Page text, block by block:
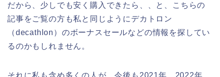
だから、少しでも安く購入できたら、、と、こちらの
記事をご覧の方も私と同じようにデカトロン
（decathlon）のボーナスセールなどの情報を探してい
るのかもしれません。